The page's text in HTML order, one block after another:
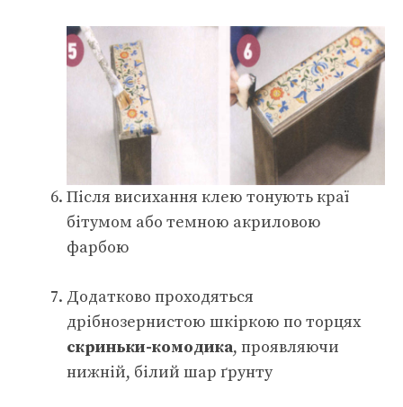
Після висихання клею тонують краї
бітумом або темною акриловою
фарбою
Додатково проходяться
дрібнозернистою шкіркою по торцях
скриньки-комодика, проявляючи
нижній, білий шар ґрунту